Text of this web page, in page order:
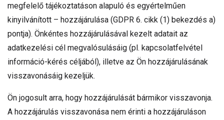
megfelelő tájékoztatáson alapuló és egyértelműen
kinyilvánított – hozzájárulása (GDPR 6. cikk (1) bekezdés a)
pontja). Önkéntes hozzájárulásával kezelt adatait az
adatkezelési cél megvalósulásáig (pl. kapcsolatfelvétel
információ-kérés céljából), illetve az Ön hozzájárulásának
visszavonásáig kezeljük.
Ön jogosult arra, hogy hozzájárulását bármikor visszavonja.
A hozzájárulás visszavonása nem érinti a hozzájáruláson